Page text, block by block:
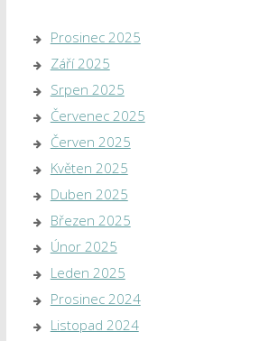
Prosinec 2025
Září 2025
Srpen 2025
Červenec 2025
Červen 2025
Květen 2025
Duben 2025
Březen 2025
Únor 2025
Leden 2025
Prosinec 2024
Listopad 2024